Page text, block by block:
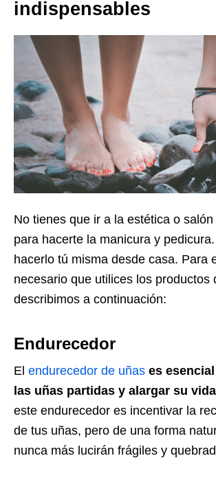
indispensables
No tienes que ir a la estética o
para hacerte la manicura y
hacerlo tú misma desde casa. Para
necesario que utilices los productos
describimos a continuación:
Endurecedor
El endurecedor de uñas es
las uñas partidas y alargar su vida
este endurecedor es incentivar la
de tus uñas, pero de una forma
nunca más lucirán frágiles y